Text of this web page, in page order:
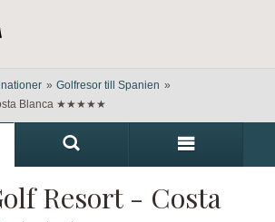
» Golfresor till Spanien »
Blanca ★★★★★
Resort - Costa